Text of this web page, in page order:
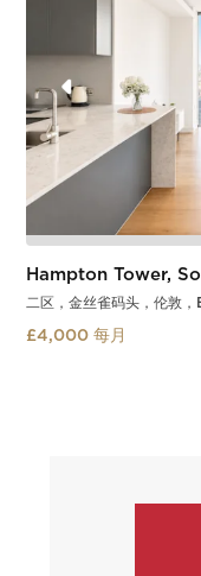
Hampton Tower,
二区，金丝雀码头，伦敦，
£4,000 每月